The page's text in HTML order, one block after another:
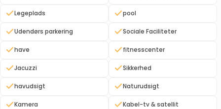
Legeplads pool
Udendørs parkering Sociale Faciliteter
have fitnesscenter
Jacuzzi Sikkerhed
havudsigt Naturudsigt
Kamera Kabel-tv & satellit